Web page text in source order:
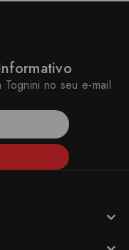
no seu e-mail